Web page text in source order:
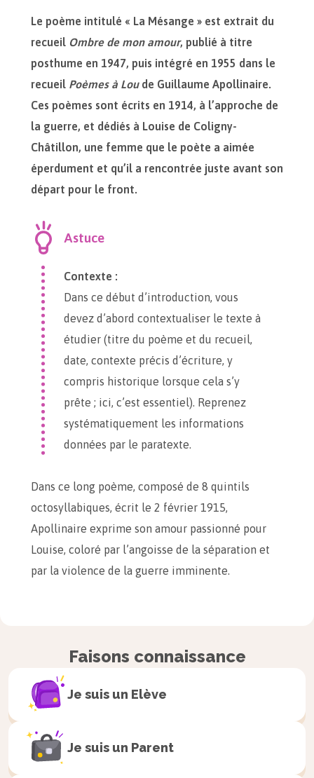
Le poème intitulé « La Mésange » est extrait du
recueil Ombre de mon amour, publié à titre
posthume en 1947, puis intégré en 1955 dans le
recueil Poèmes à Loude Guillaume Apollinaire.
Ces poèmes sont écrits en 1914, à l’approche de
la guerre, et dédiés à Louise de Coligny-
Châtillon, une femme que le poète a aimée
éperdument et qu’il a rencontrée juste avant son
départ pour le front.
Astuce
Contexte :
Dans ce début d’introduction, vous
devez d’abord contextualiser le texte à
étudier (titre du poème et du recueil,
date, contexte précis d’écriture, y
compris historique lorsque cela s’y
prête ; ici, c’est essentiel). Reprenez
systématiquement les informations
données par le paratexte.
Dans ce long poème, composé de 8 quintils
octosyllabiques, écrit le 2 février 1915,
Apollinaire exprime son amour passionné pour
Louise, coloré par l’angoisse de la séparation et
par la violence de la guerre imminente.
Présentation du texte :
simple lethèmedu poème (et répond
Des éléments de versification (type de
Faisons connaissance
Je suis un Elève
Je suis un Parent